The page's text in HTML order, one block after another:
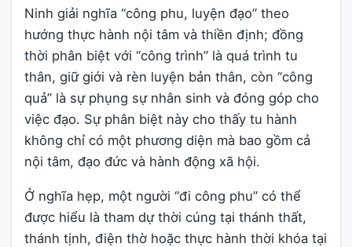
Ninh giải nghĩa “công phu, luyện đạo” theo
hướng thực hành nội tâm và thiền định; đồng
thời phân biệt với “công trình” là quá trình tu
thân, giữ giới và rèn luyện bản thân, còn “công
quả” là sự phụng sự nhân sinh và đóng góp cho
việc đạo. Sự phân biệt này cho thấy tu hành
không chỉ có một phương diện mà bao gồm cả
nội tâm, đạo đức và hành động xã hội.
Ở nghĩa hẹp, một người “đi công phu” có thể
được hiểu là tham dự thời cúng tại thánh thất,
thánh tịnh, điện thờ hoặc thực hành thời khóa tại